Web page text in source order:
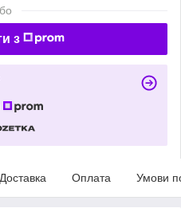
з
Доставка Оплата Умови